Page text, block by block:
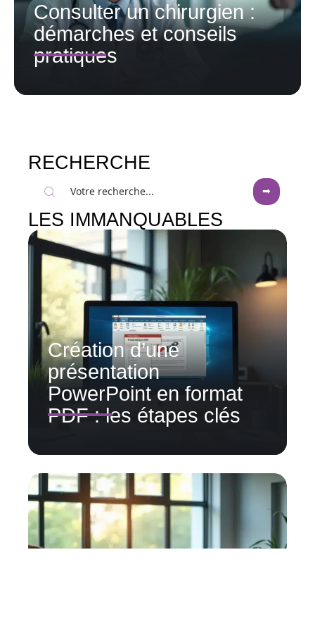
Consulter un chirurgien :
démarches et conseils
pratiques
RECHERCHE
LES IMMANQUABLES
Création d’une
présentation
PowerPoint en format
PDF : les étapes clés